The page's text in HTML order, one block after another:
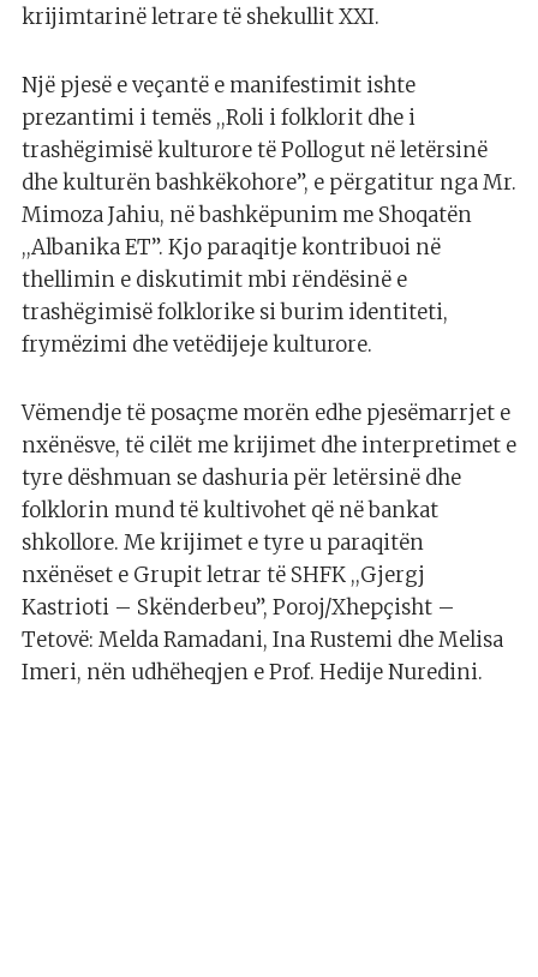
krijimtarinë letrare të shekullit XXI.
Një pjesë e veçantë e manifestimit ishte
prezantimi i temës ,,Roli i folklorit dhe i
trashëgimisë kulturore të Pollogut në letërsinë
dhe kulturën bashkëkohore”, e përgatitur nga Mr.
Mimoza Jahiu, në bashkëpunim me Shoqatën
,,Albanika ET”. Kjo paraqitje kontribuoi në
thellimin e diskutimit mbi rëndësinë e
trashëgimisë folklorike si burim identiteti,
frymëzimi dhe vetëdijeje kulturore.
Vëmendje të posaçme morën edhe pjesëmarrjet e
nxënësve, të cilët me krijimet dhe interpretimet e
tyre dëshmuan se dashuria për letërsinë dhe
folklorin mund të kultivohet që në bankat
shkollore. Me krijimet e tyre u paraqitën
nxënëset e Grupit letrar të SHFK ,,Gjergj
Kastrioti – Skënderbeu”, Poroj/Xhepçisht –
Tetovë: Melda Ramadani, Ina Rustemi dhe Melisa
Imeri, nën udhëheqjen e Prof. Hedije Nuredini.